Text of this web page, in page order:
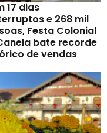
17 dias
e 268 mil
Festa Colonial
bate recorde
de vendas